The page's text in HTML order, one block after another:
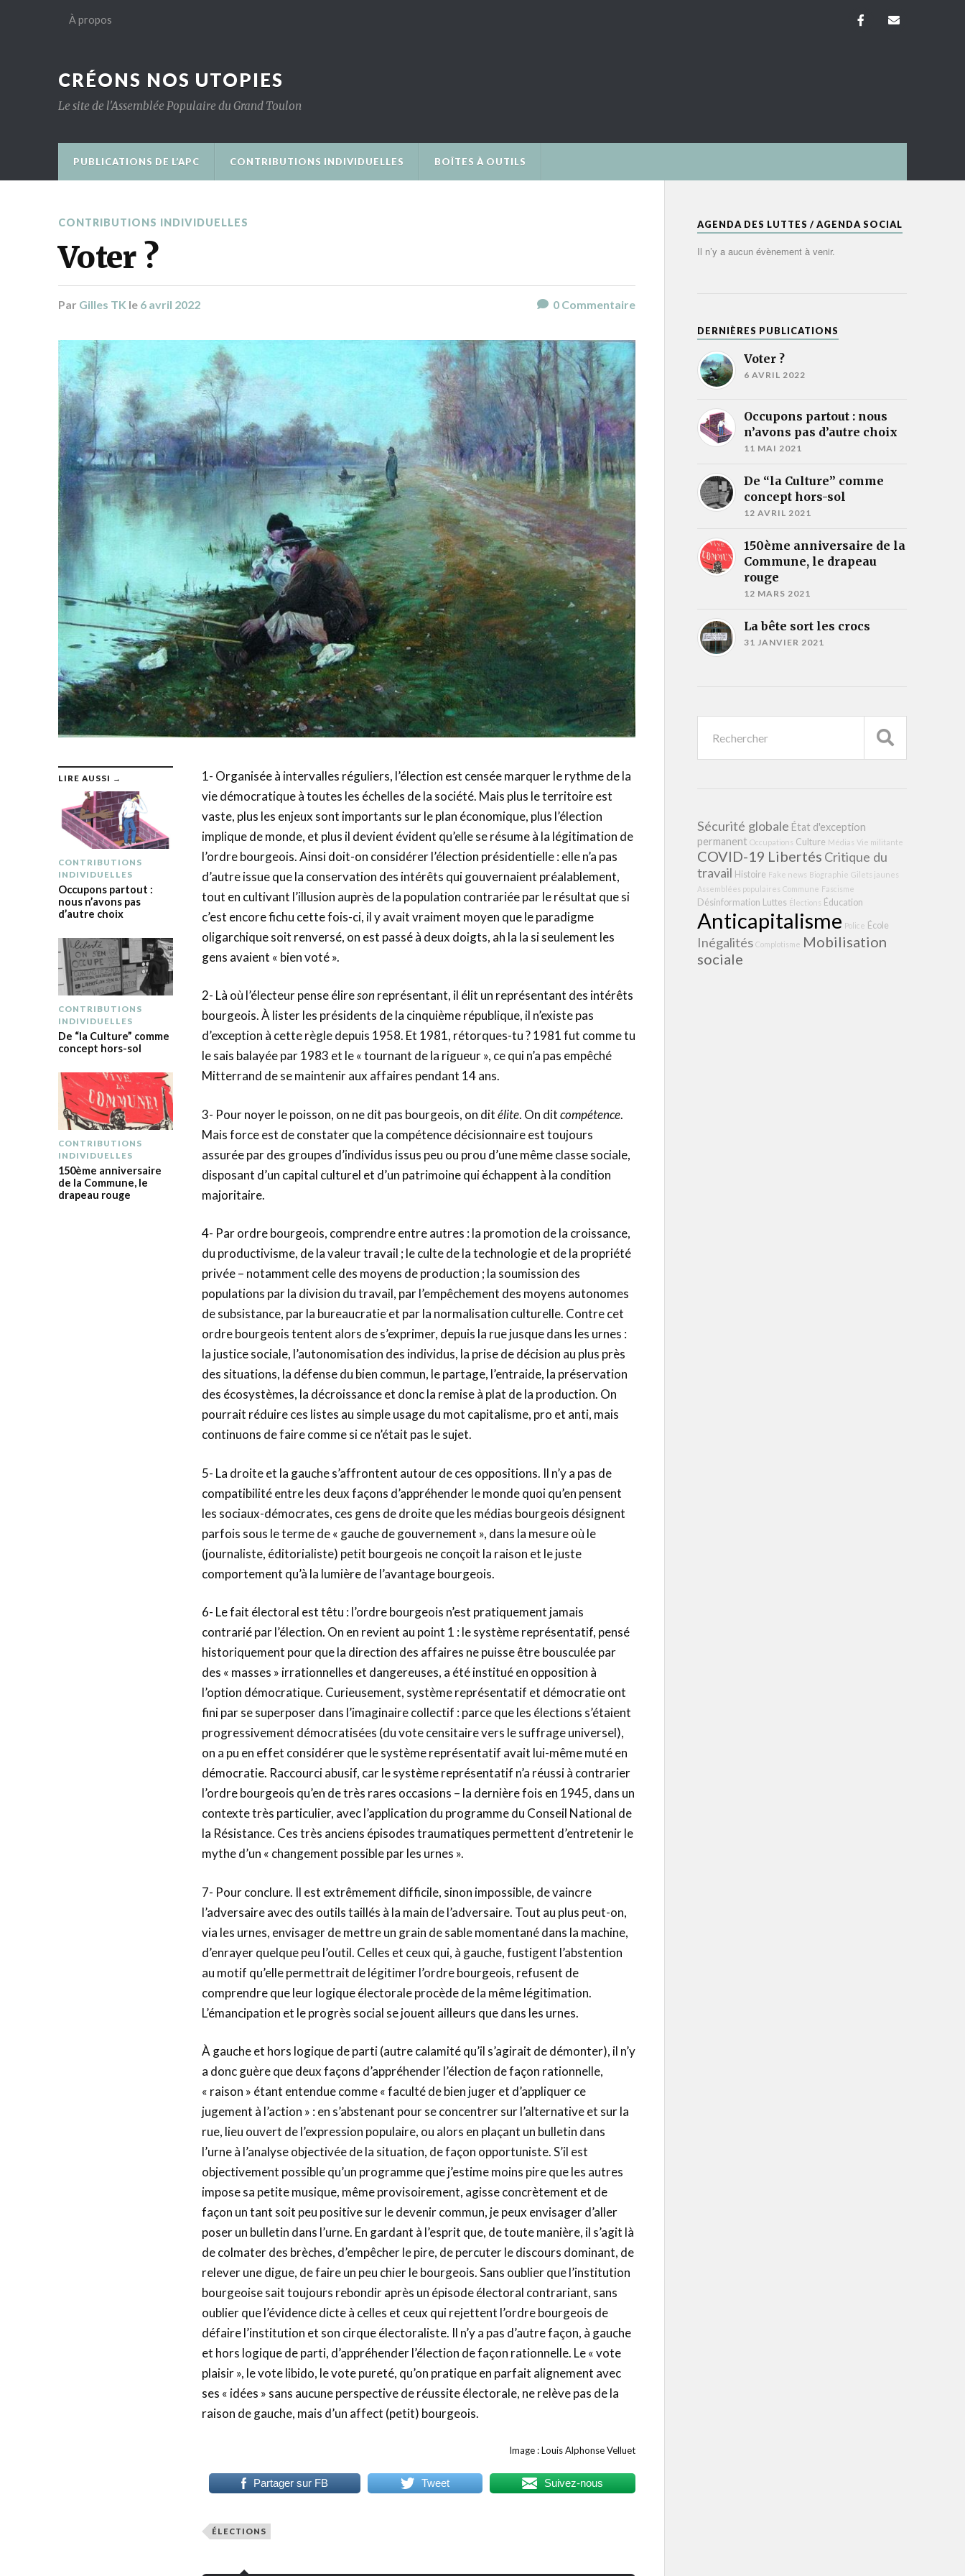
À propos
CRÉONS NOS UTOPIES
Le site de l'Assemblée Populaire du Grand Toulon
PUBLICATIONS DE L’APC CONTRIBUTIONS INDIVIDUELLES BOÎTES À OUTILS
CONTRIBUTIONS INDIVIDUELLES
Voter ?
Par Gilles TK le 6 avril 2022 0Commentaire
LIRE AUSSI →
CONTRIBUTIONS
INDIVIDUELLES
Occupons partout :
nous n’avons pas
d’autre choix
CONTRIBUTIONS
INDIVIDUELLES
De “la Culture” comme
concept hors-sol
CONTRIBUTIONS
INDIVIDUELLES
150ème anniversaire
de la Commune, le
drapeau rouge
1- Organisée à intervalles réguliers, l’élection est censée marquer le rythme de la
vie démocratique à toutes les échelles de la société. Mais plus le territoire est
vaste, plus les enjeux sont importants sur le plan économique, plus l’élection
implique de monde, et plus il devient évident qu’elle se résume à la légitimation de
l’ordre bourgeois. Ainsi doit-on considérer l’élection présidentielle : elle n’a pas
d’autre issue que la conservation des intérêts qui gouvernaient préalablement,
tout en cultivant l’illusion auprès de la population contrariée par le résultat que si
c’est encore fichu cette fois-ci, il y avait vraiment moyen que le paradigme
oligarchique soit renversé, on est passé à deux doigts, ah la la si seulement les
gens avaient « bien voté ».
2- Là où l’électeur pense éliresonreprésentant, il élit un représentant des intérêts
bourgeois. À lister les présidents de la cinquième république, il n’existe pas
d’exception à cette règle depuis 1958. Et 1981, rétorques-tu ? 1981 fut comme tu
le sais balayée par 1983 et le « tournant de la rigueur », ce qui n’a pas empêché
Mitterrand de se maintenir aux affaires pendant 14 ans.
3- Pour noyer le poisson, on ne dit pas bourgeois, on ditélite. On ditcompétence.
Mais force est de constater que la compétence décisionnaire est toujours
assurée par des groupes d’individus issus peu ou prou d’une même classe sociale,
disposant d’un capital culturel et d’un patrimoine qui échappent à la condition
majoritaire.
4- Par ordre bourgeois, comprendre entre autres : la promotion de la croissance,
du productivisme, de la valeur travail ; le culte de la technologie et de la propriété
privée – notamment celle des moyens de production ; la soumission des
populations par la division du travail, par l’empêchement des moyens autonomes
de subsistance, par la bureaucratie et par la normalisation culturelle. Contre cet
ordre bourgeois tentent alors de s’exprimer, depuis la rue jusque dans les urnes :
la justice sociale, l’autonomisation des individus, la prise de décision au plus près
des situations, la défense du bien commun, le partage, l’entraide, la préservation
des écosystèmes, la décroissance et donc la remise à plat de la production. On
pourrait réduire ces listes au simple usage du mot capitalisme, pro et anti, mais
continuons de faire comme si ce n’était pas le sujet.
5- La droite et la gauche s’affrontent autour de ces oppositions. Il n’y a pas de
compatibilité entre les deux façons d’appréhender le monde quoi qu’en pensent
les sociaux-démocrates, ces gens de droite que les médias bourgeois désignent
parfois sous le terme de « gauche de gouvernement », dans la mesure où le
(journaliste, éditorialiste) petit bourgeois ne conçoit la raison et le juste
comportement qu’à la lumière de l’avantage bourgeois.
6- Le fait électoral est têtu : l’ordre bourgeois n’est pratiquement jamais
contrarié par l’élection. On en revient au point 1 : le système représentatif, pensé
historiquement pour que la direction des affaires ne puisse être bousculée par
des « masses » irrationnelles et dangereuses, a été institué en opposition à
l’option démocratique. Curieusement, système représentatif et démocratie ont
fini par se superposer dans l’imaginaire collectif : parce que les élections s’étaient
progressivement démocratisées (du vote censitaire vers le suffrage universel),
on a pu en effet considérer que le système représentatif avait lui-même muté en
démocratie. Raccourci abusif, car le système représentatif n’a réussi à contrarier
l’ordre bourgeois qu’en de très rares occasions – la dernière fois en 1945, dans un
contexte très particulier, avec l’application du programme du Conseil National de
la Résistance. Ces très anciens épisodes traumatiques permettent d’entretenir le
mythe d’un « changement possible par les urnes ».
7- Pour conclure. Il est extrêmement difficile, sinon impossible, de vaincre
l’adversaire avec des outils taillés à la main de l’adversaire. Tout au plus peut-on,
via les urnes, envisager de mettre un grain de sable momentané dans la machine,
d’enrayer quelque peu l’outil. Celles et ceux qui, à gauche, fustigent l’abstention
au motif qu’elle permettrait de légitimer l’ordre bourgeois, refusent de
comprendre que leur logique électorale procède de la même légitimation.
L’émancipation et le progrès social se jouent ailleurs que dans les urnes.
À gauche et hors logique de parti (autre calamité qu’il s’agirait de démonter), il n’y
a donc guère que deux façons d’appréhender l’élection de façon rationnelle,
« raison » étant entendue comme « faculté de bien juger et d’appliquer ce
jugement à l’action » : en s’abstenant pour se concentrer sur l’alternative et sur la
rue, lieu ouvert de l’expression populaire, ou alors en plaçant un bulletin dans
l’urne à l’analyse objectivée de la situation, de façon opportuniste. S’il est
objectivement possible qu’un programme que j’estime moins pire que les autres
impose sa petite musique, même provisoirement, agisse concrètement et de
façon un tant soit peu positive sur le devenir commun, je peux envisager d’aller
poser un bulletin dans l’urne. En gardant à l’esprit que, de toute manière, il s’agit là
de colmater des brèches, d’empêcher le pire, de percuter le discours dominant, de
relever une digue, de faire un peu chier le bourgeois. Sans oublier que l’institution
bourgeoise sait toujours rebondir après un épisode électoral contrariant, sans
oublier que l’évidence dicte à celles et ceux qui rejettent l’ordre bourgeois de
défaire l’institution et son cirque électoraliste. Il n’y a pas d’autre façon, à gauche
et hors logique de parti, d’appréhender l’élection de façon rationnelle. Le « vote
plaisir », le vote libido, le vote pureté, qu’on pratique en parfait alignement avec
ses « idées » sans aucune perspective de réussite électorale, ne relève pas de la
raison de gauche, mais d’un affect (petit) bourgeois.
Image : Louis Alphonse Velluet
Partager sur FB Tweet Suivez-nous
ÉLECTIONS
AGENDA DES LUTTES / AGENDA SOCIAL
Il n’y a aucun évènement à venir.
DERNIÈRES PUBLICATIONS
Voter ?
6 AVRIL 2022
Occupons partout : nous
n’avons pas d’autre choix
11 MAI 2021
De “la Culture” comme
concept hors-sol
12 AVRIL 2021
150ème anniversaire de la
Commune, le drapeau
rouge
12 MARS 2021
La bête sort les crocs
31 JANVIER 2021
Sécurité globale État d'exception
permanent Occupations Culture Médias Vie militante
COVID-19 Libertés Critique du
travail Histoire Fake news Biographie Gilets jaunes
Assemblées populaires Commune Fascisme
Désinformation Luttes Élections Éducation
Anticapitalisme Police École
Inégalités Complotisme Mobilisation
sociale